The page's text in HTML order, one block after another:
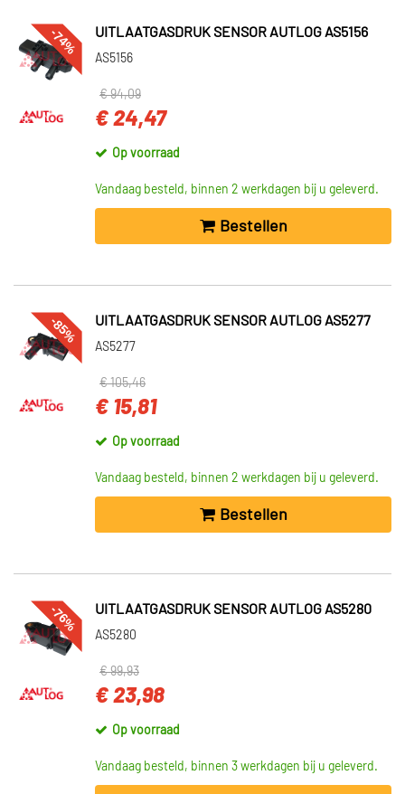
-74% UITLAATGASDRUK SENSOR AUTLOG AS5156
AS5156
€ 94,09
€ 24,47
Op voorraad
Vandaag besteld, binnen 2 werkdagen bij u geleverd.
Bestellen
-85% UITLAATGASDRUK SENSOR AUTLOG AS5277
AS5277
€ 105,46
€ 15,81
Op voorraad
Vandaag besteld, binnen 2 werkdagen bij u geleverd.
Bestellen
-76% UITLAATGASDRUK SENSOR AUTLOG AS5280
AS5280
€ 99,93
€ 23,98
Op voorraad
Vandaag besteld, binnen 3 werkdagen bij u geleverd.